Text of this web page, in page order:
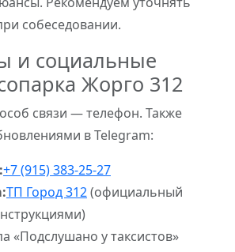
собеседовании.
и социальные
Жорго 312
связи — телефон. Также
в Telegram:
+7 (915) 383-25-27
ТП Город 312(официальный
«Подслушано у таксистов»